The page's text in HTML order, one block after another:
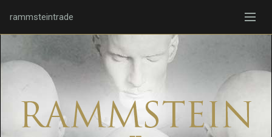
rammsteintrade